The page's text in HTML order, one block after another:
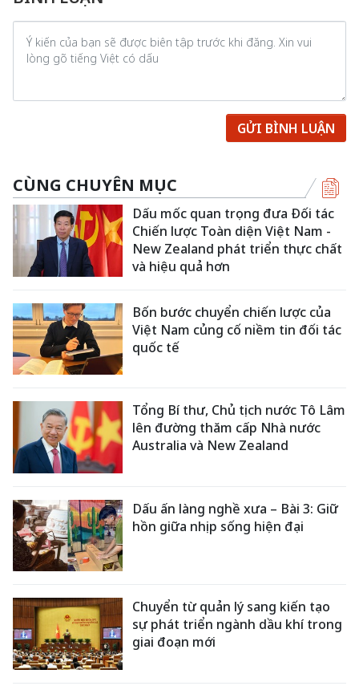
GỬI BÌNH LUẬN
CÙNG CHUYÊN MỤC
Dấu mốc quan trọng đưa Đối tác
Chiến lược Toàn diện Việt Nam -
New Zealand phát triển thực chất
và hiệu quả hơn
Bốn bước chuyển chiến lược của
Việt Nam củng cố niềm tin đối tác
quốc tế
Tổng Bí thư, Chủ tịch nước Tô Lâm
lên đường thăm cấp Nhà nước
Australia và New Zealand
Dấu ấn làng nghề xưa – Bài 3: Giữ
hồn giữa nhịp sống hiện đại
Chuyển từ quản lý sang kiến tạo
sự phát triển ngành dầu khí trong
giai đoạn mới